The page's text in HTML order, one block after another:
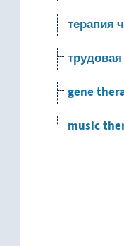
терапия
gene
music